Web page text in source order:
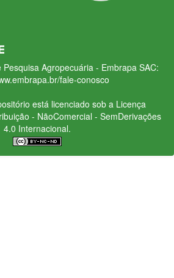
Agropecuária - Embrapa SAC:
fale-conosco
está licenciado sob a Licença
- NãoComercial - SemDerivações
4.0 Internacional.